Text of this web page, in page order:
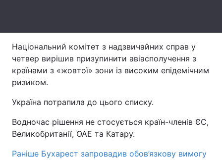
Відео з Youtube Статті
Думки
Архів Вакансії
Контакти
Послуги
Національний комітет з надзвичайних справ у
четвер вирішив призупинити авіасполучення з
країнами з «жовтої» зони із високим епідемічним
ризиком.
Україна потрапила до цього списку.
Водночас рішення не стосується країн-членів ЄС,
Великобританії, ОАЕ та Катару.
Раніше Бухарест запровадив обов’язкову вимогу